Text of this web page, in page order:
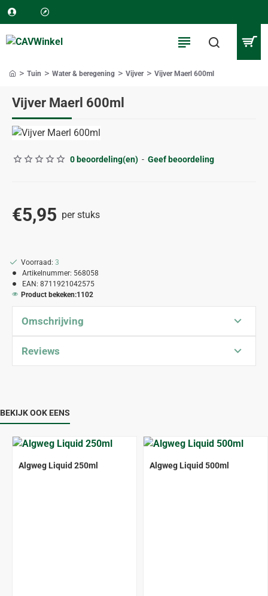
Vijver Maerl 600ml
Tuin Water & beregening Vijver Vijver Maerl 600ml
0 beoordeling(en) - Geef beoordeling
€5,95 per stuks
Voorraad: 3
Artikelnummer: 568058
EAN: 8711921042575
Product bekeken:1102
Omschrijving
Reviews
BEKIJK OOK EENS
Algweg Liquid 250ml Algweg Liquid 500ml